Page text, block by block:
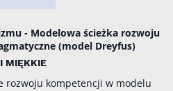
- Modelowa ścieżka rozwoju
(model Dreyfus)
MIĘKKIE
rozwoju kompetencji w modelu